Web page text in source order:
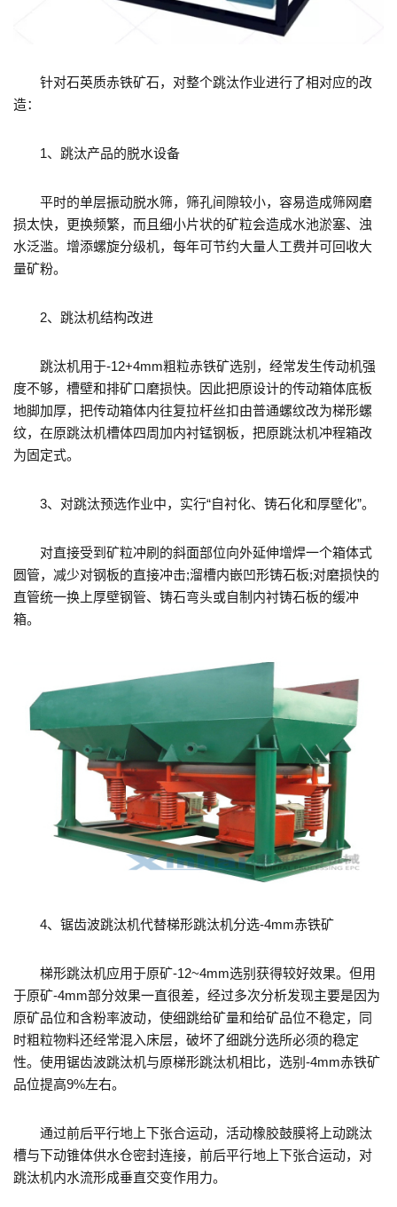
针对石英质赤铁矿石，对整个跳汰作业进行了相对应的改
造：
1、跳汰产品的脱水设备
平时的单层振动脱水筛，筛孔间隙较小，容易造成筛网磨
损太快，更换频繁，而且细小片状的矿粒会造成水池淤塞、浊
水泛滥。增添螺旋分级机，每年可节约大量人工费并可回收大
量矿粉。
2、跳汰机结构改进
跳汰机用于-12+4mm粗粒赤铁矿选别，经常发生传动机强
度不够，槽壁和排矿口磨损快。因此把原设计的传动箱体底板
地脚加厚，把传动箱体内往复拉杆丝扣由普通螺纹改为梯形螺
纹，在原跳汰机槽体四周加内衬锰钢板，把原跳汰机冲程箱改
为固定式。
3、对跳汰预选作业中，实行“自衬化、铸石化和厚壁化”。
对直接受到矿粒冲刷的斜面部位向外延伸增焊一个箱体式
圆管，减少对钢板的直接冲击;溜槽内嵌凹形铸石板;对磨损快的
直管统一换上厚壁钢管、铸石弯头或自制内衬铸石板的缓冲
箱。
4、锯齿波跳汰机代替梯形跳汰机分选-4mm赤铁矿
梯形跳汰机应用于原矿-12~4mm选别获得较好效果。但用
于原矿-4mm部分效果一直很差，经过多次分析发现主要是因为
原矿品位和含粉率波动，使细跳给矿量和给矿品位不稳定，同
时粗粒物料还经常混入床层，破坏了细跳分选所必须的稳定
性。使用锯齿波跳汰机与原梯形跳汰机相比，选别-4mm赤铁矿
品位提高9%左右。
通过前后平行地上下张合运动，活动橡胶鼓膜将上动跳汰
槽与下动锥体供水仓密封连接，前后平行地上下张合运动，对
跳汰机内水流形成垂直交变作用力。